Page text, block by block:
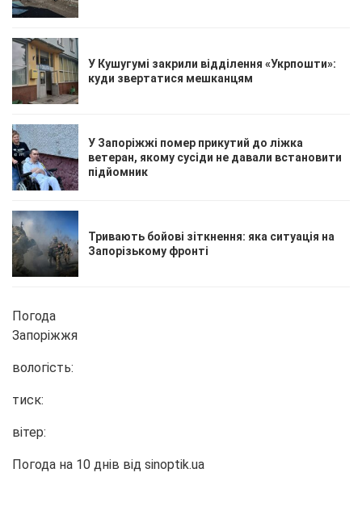
У Кушугумі закрили відділення «Укрпошти»:
куди звертатися мешканцям
У Запоріжжі помер прикутий до ліжка
ветеран, якому сусіди не давали встановити
підйомник
Тривають бойові зіткнення: яка ситуація на
Запорізькому фронті
Погода
Запоріжжя
вологість:
тиск:
вітер:
Погода на 10 днів від sinoptik.ua